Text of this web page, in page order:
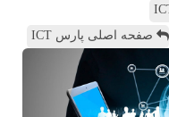
صفحه اصلی پارس ICT